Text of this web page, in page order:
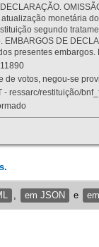
monetária
segundo
EMBARGOS DE
presentes
de votos, negou-se
- ressarc/restituição/
em JSON e